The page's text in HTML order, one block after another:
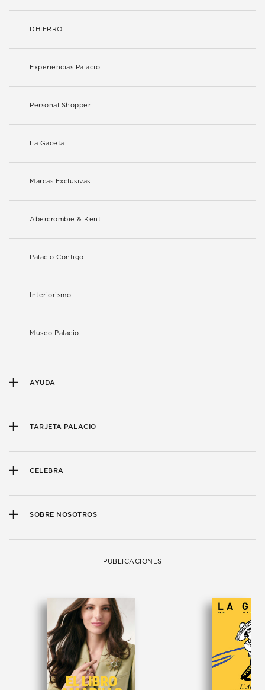
DHIERRO
Experiencias Palacio
Personal Shopper
La Gaceta
Marcas Exclusivas
Abercrombie & Kent
Palacio Contigo
Interiorismo
Museo Palacio
AYUDA
TARJETA PALACIO
CELEBRA
SOBRE NOSOTROS
PUBLICACIONES